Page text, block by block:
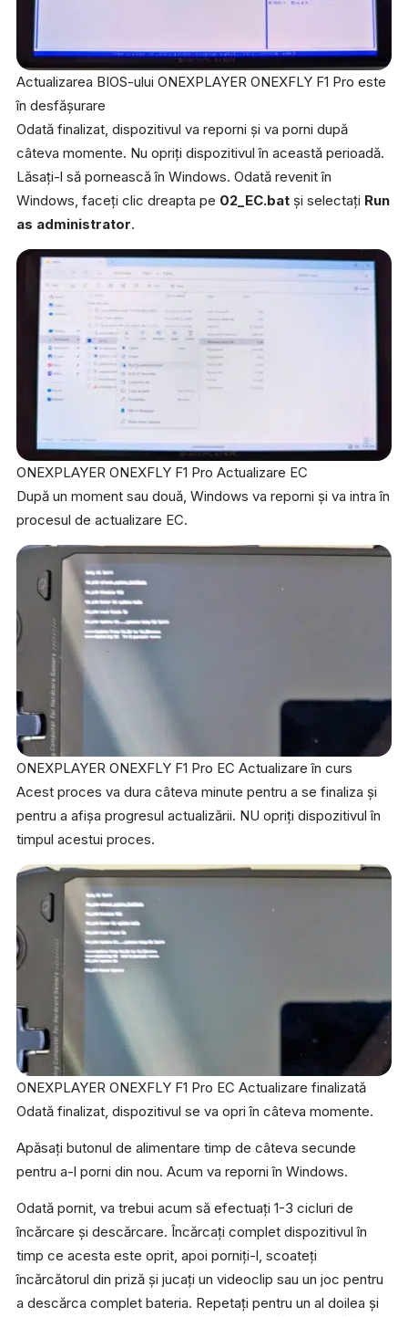
Actualizarea BIOS-ului ONEXPLAYER ONEXFLY F1 Pro este
în desfășurare
Odată finalizat, dispozitivul va reporni și va porni după
câteva momente. Nu opriți dispozitivul în această perioadă.
Lăsați-l să pornească în Windows. Odată revenit în
Windows, faceți clic dreapta pe 02_EC.bat și selectați Run
as administrator.
ONEXPLAYER ONEXFLY F1 Pro Actualizare EC
După un moment sau două, Windows va reporni și va intra în
procesul de actualizare EC.
ONEXPLAYER ONEXFLY F1 Pro EC Actualizare în curs
Acest proces va dura câteva minute pentru a se finaliza și
pentru a afișa progresul actualizării. NU opriți dispozitivul în
timpul acestui proces.
ONEXPLAYER ONEXFLY F1 Pro EC Actualizare finalizată
Odată finalizat, dispozitivul se va opri în câteva momente.
Apăsați butonul de alimentare timp de câteva secunde
pentru a-l porni din nou. Acum va reporni în Windows.
Odată pornit, va trebui acum să efectuați 1-3 cicluri de
încărcare și descărcare. Încărcați complet dispozitivul în
timp ce acesta este oprit, apoi porniți-l, scoateți
încărcătorul din priză și jucați un videoclip sau un joc pentru
a descărca complet bateria. Repetați pentru un al doilea și